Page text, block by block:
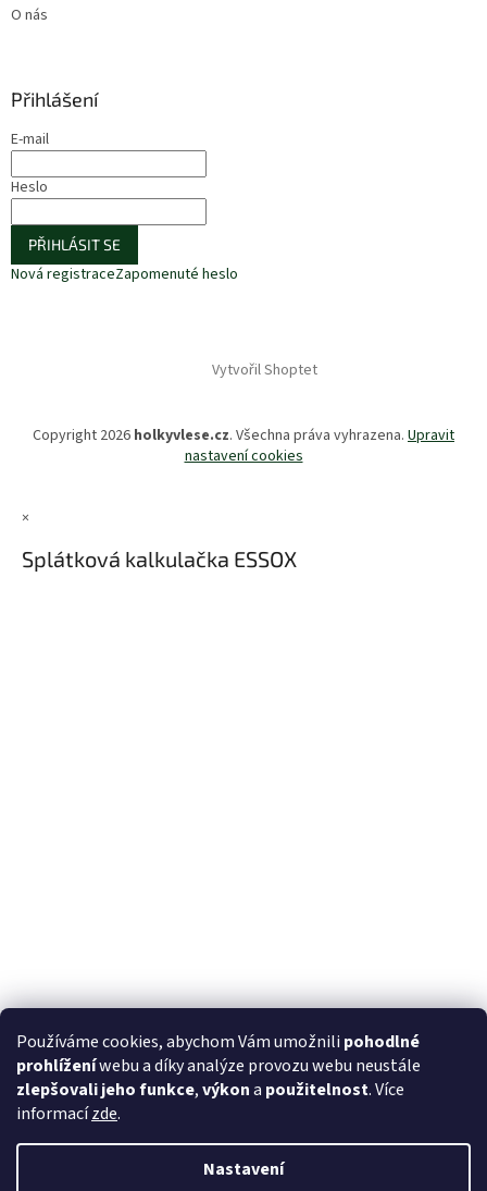
Používáme cookies, abychom Vám umožnili pohodlné
prohlíženíwebu a díky analýze provozu webu neustále
zlepšovali jeho funkce,výkona použitelnost. Více
informacízde.
Nastavení
O nás
Přihlášení
E-mail
Heslo
PŘIHLÁSIT SE
Nová registraceZapomenuté heslo
Vytvořil Shoptet
Copyright 2026 holkyvlese.cz. Všechna práva vyhrazena. Upravit
nastavení cookies
×
Splátková kalkulačka ESSOX